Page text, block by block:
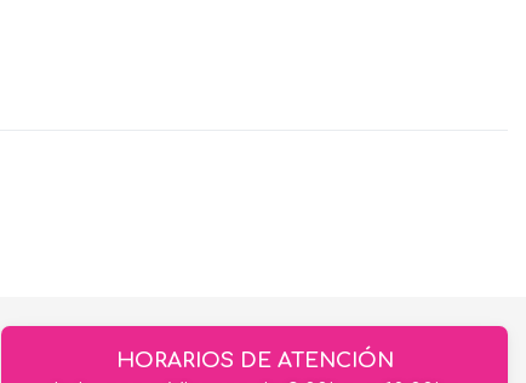
HORARIOS DE ATENCIÓN